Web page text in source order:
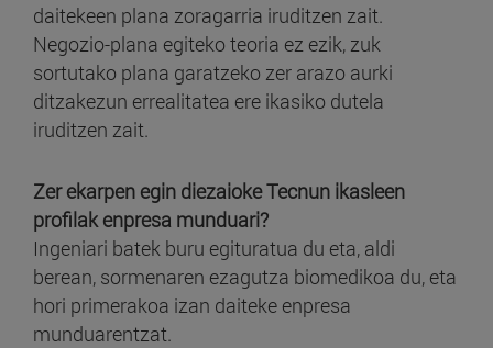
daitekeen plana zoragarria iruditzen zait.
Negozio-plana egiteko teoria ez ezik, zuk
sortutako plana garatzeko zer arazo aurki
ditzakezun errealitatea ere ikasiko dutela
iruditzen zait.
Zer ekarpen egin diezaioke Tecnun ikasleen
profilak enpresa munduari?
Ingeniari batek buru egituratua du eta, aldi
berean, sormenaren ezagutza biomedikoa du, eta
hori primerakoa izan daiteke enpresa
munduarentzat.